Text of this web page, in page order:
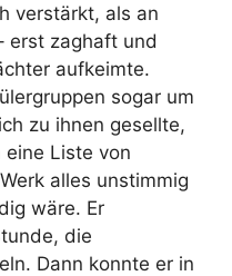
verstärkt, als an
erst zaghaft und
aufkeimte.
sogar um
zu ihnen gesellte,
Liste von
alles unstimmig
wäre. Er
die
Dann konnte er in